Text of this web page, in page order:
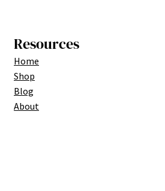
Resources
Home
Shop
Blog
About